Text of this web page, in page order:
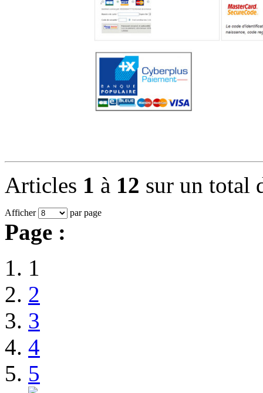
Articles 1 à 12 sur un total
Afficher par page
Page :
1
2
3
4
5